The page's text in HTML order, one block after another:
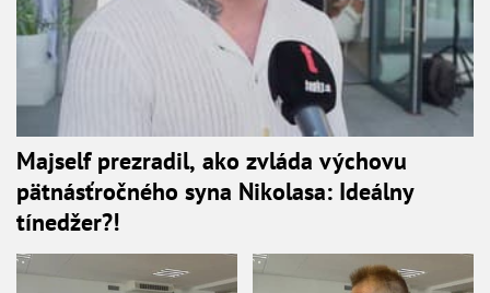
Majself prezradil, ako zvláda výchovu
pätnásťročného syna Nikolasa: Ideálny
tínedžer?!